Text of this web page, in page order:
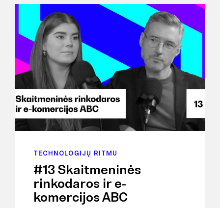
TECHNOLOGIJŲ RITMU
#13 Skaitmeninės
rinkodaros ir e-
komercijos ABC